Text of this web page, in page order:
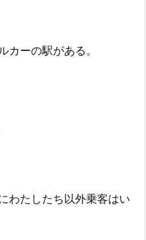
カーの駅がある。
わたしたち以外乗客はい